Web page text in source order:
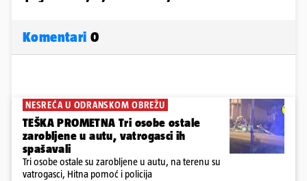
Komentari 0
NESREĆA U ODRANSKOM OBREŽU
TEŠKA PROMETNA Tri osobe ostale
zarobljene u autu, vatrogasci ih
spašavali
Tri osobe ostale su zarobljene u autu, na terenu su
vatrogasci, Hitna pomoć i policija